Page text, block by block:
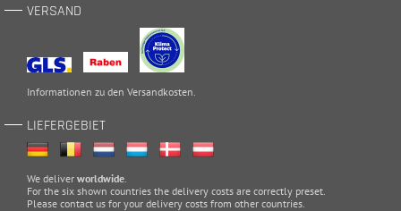
VERSAND
Informationen zu den Versandkosten
LIEFERGEBIET
We deliver worldwide
For the six shown countries the delivery costs are correctly preset.
Please contact us for your delivery costs from other countries.